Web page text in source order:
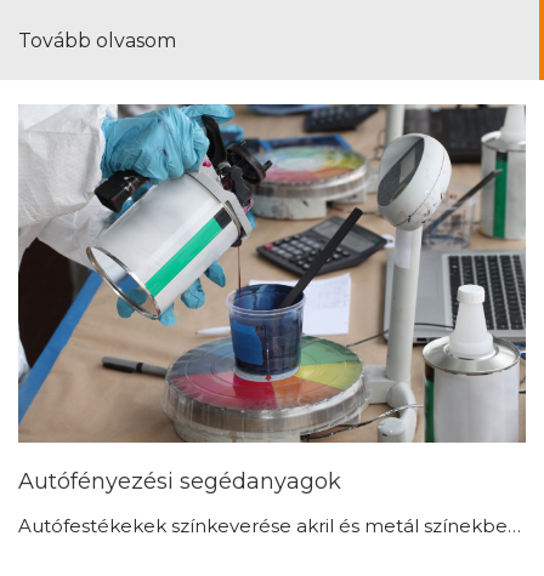
Autófényezési segédanyagok
Tovább olvasom